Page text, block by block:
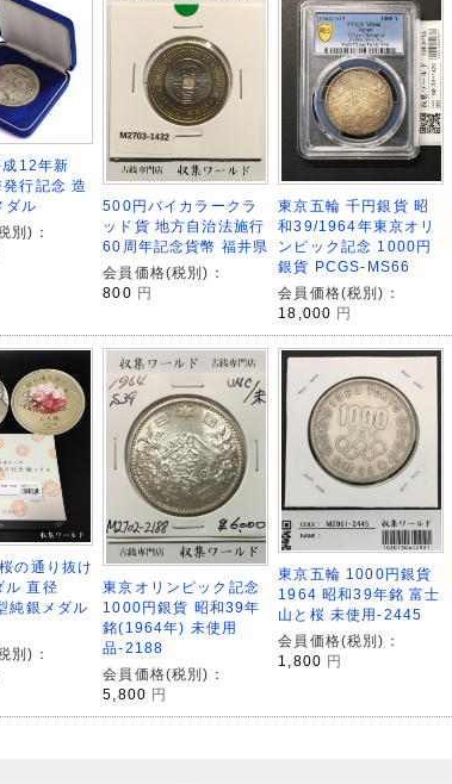
12年新
行記念 造
ダル
別)：
500円バイカラークラ
ッド貨 地方自治法施行
60周年記念貨幣 福井県
会員価格(税別)：
800 円
東京五輪 千円銀貨 昭
和39/1964年東京オリ
ンピック記念 1000円
銀貨 PCGS-MS66
会員価格(税別)：
18,000 円
の通り抜け
ル 直径
純銀メダル
別)：
東京オリンピック記念
1000円銀貨 昭和39年
銘(1964年) 未使用
品-2188
会員価格(税別)：
5,800 円
東京五輪 1000円銀貨
1964 昭和39年銘 富士
山と桜 未使用-2445
会員価格(税別)：
1,800 円